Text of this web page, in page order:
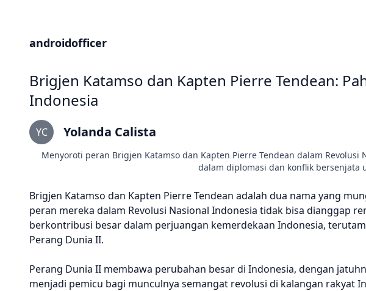
androidofficer
Brigjen Katamso dan Kapten Pierre Tendean:
Indonesia
YC Yolanda Calista
Menyoroti peran Brigjen Katamso dan Kapten Pierre Tendean dalam
dalam diplomasi dan konflik bersenjata
Brigjen Katamso dan Kapten Pierre Tendean adalah dua nama yang
peran mereka dalam Revolusi Nasional Indonesia tidak bisa dianggap
berkontribusi besar dalam perjuangan kemerdekaan Indonesia,
Perang Dunia II.
Perang Dunia II membawa perubahan besar di Indonesia, dengan
menjadi pemicu bagi munculnya semangat revolusi di kalangan rakyat